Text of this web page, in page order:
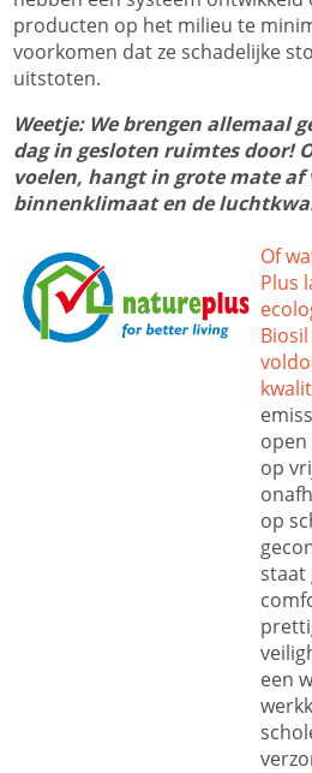
producten op het milieu te
voorkomen dat ze schadelijke
uitstoten.
Weetje: We brengen allemaal
dag in gesloten ruimtes door!
voelen, hangt in grote mate af
binnenklimaat en de
Of
Plus
Biosil
op
op
staat
een